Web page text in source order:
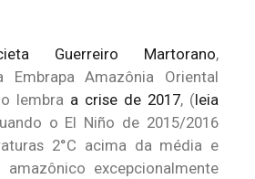
Guerreiro Martorano,
Embrapa Amazônia Oriental
lembra a crise de 2017, (leia
o El Niño de 2015/2016
2°C acima da média e
excepcionalmente